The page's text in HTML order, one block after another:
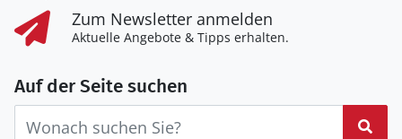
Zum Newsletter anmelden
Aktuelle Angebote & Tipps erhalten.
Auf der Seite suchen